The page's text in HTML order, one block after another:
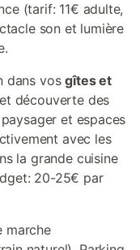
(tarif: 11€ adulte,
son et lumière
dans vosgîtes et
et découverte des
et espaces
avec les
la grande cuisine
20-25€ par
marche